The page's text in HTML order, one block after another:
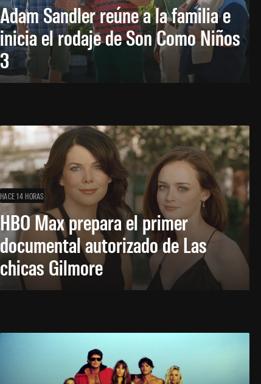
Adam Sandler reúne a la familia e
inicia el rodaje de Son Como Niños
3
HACE 14 HORAS
HBO Max prepara el primer
documental autorizado de Las
chicas Gilmore